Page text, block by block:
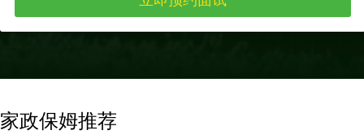
家政保姆推荐